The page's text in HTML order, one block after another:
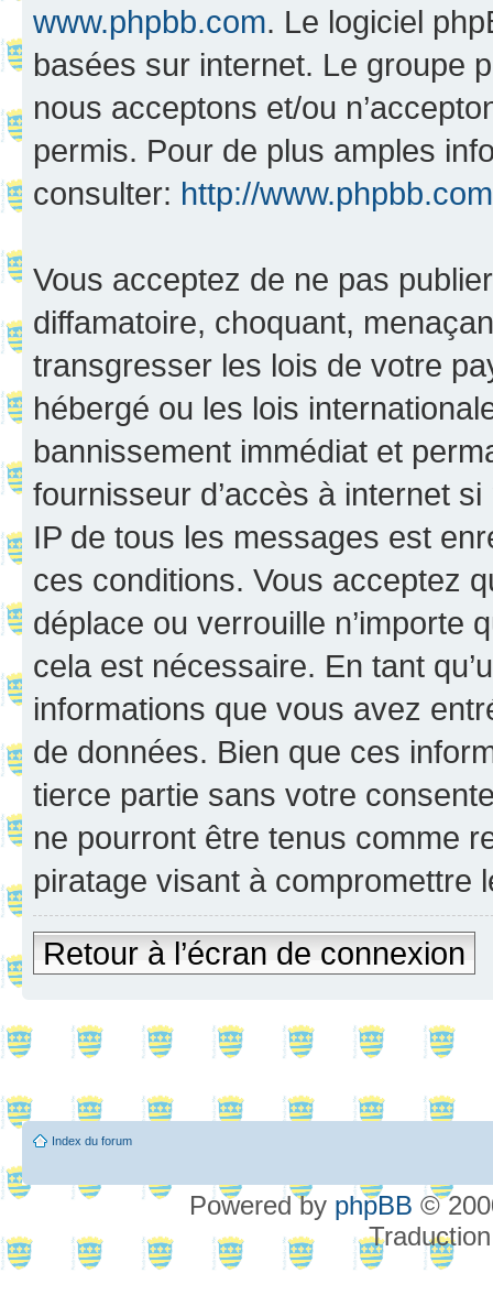
www.phpbb.com. Le logiciel
basées sur internet. Le groupe
nous acceptons et/ou
permis. Pour de plus amples
consulter: http://
Vous acceptez de ne pas
diffamatoire, choquant,
transgresser les lois de votre
hébergé ou les lois
bannissement immédiat et
fournisseur d’accès à internet
IP de tous les messages est
ces conditions. Vous acceptez
déplace ou verrouille n’importe
cela est nécessaire. En tant
informations que vous avez
de données. Bien que ces
tierce partie sans votre
ne pourront être tenus comme
piratage visant à compromettre
Retour à l’écran de connexion
Index du forum
Powered by phpBB ©